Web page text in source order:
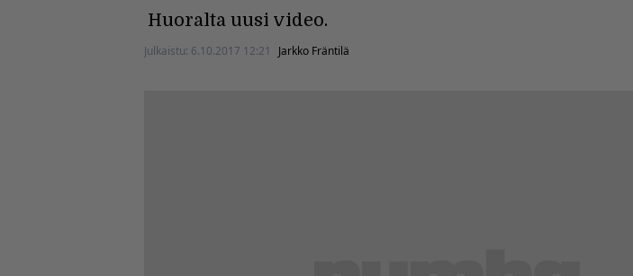
Huoralta uusi video.
Julkaistu: 6.10.2017 12:21 Jarkko Fräntilä